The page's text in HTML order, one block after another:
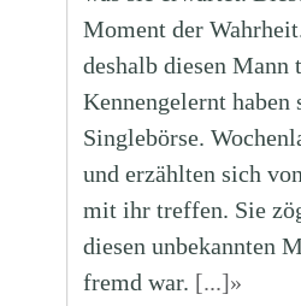
Moment der
deshalb diesen
Kennengelernt
Singlebörse.
und erzählten sich
mit ihr treffen. Sie
diesen unbekannten
fremd war. [...]»